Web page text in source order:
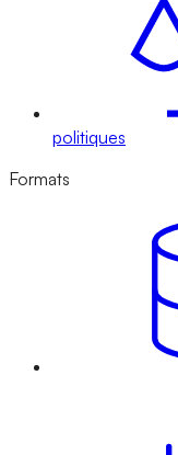
politiques
Formats